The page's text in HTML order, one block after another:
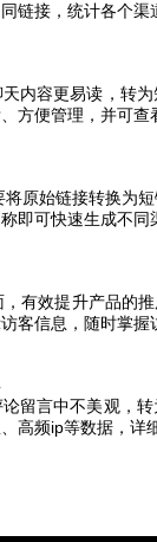
链接，统计各个
内容更易读，转
方便管理，并可查
原始链接转换为
即可快速生成不
有效提升产品的
客信息，随时掌
留言中不美观，
高频ip等数据，详